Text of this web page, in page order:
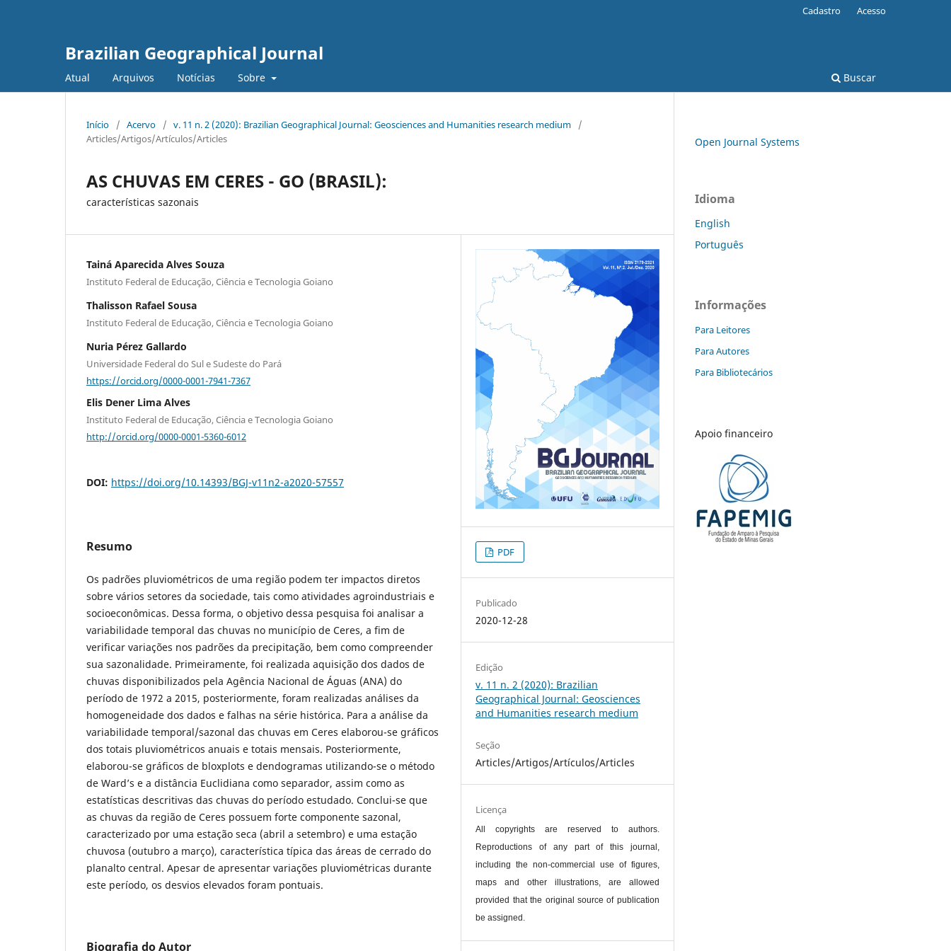
Brazilian Geographical Journal
Atual Arquivos Notícias Sobre Buscar
Cadastro Acesso
Início / Acervo / v. 11 n. 2 (2020): Brazilian Geographical Journal: Geosciences and Humanities research medium
/
Articles/Artigos/Artículos/Articles
AS CHUVAS EM CERES - GO (BRASIL):
características sazonais
Tainá Aparecida Alves Souza
Instituto Federal de Educação, Ciência e Tecnologia Goiano
Thalisson Rafael Sousa
Instituto Federal de Educação, Ciência e Tecnologia Goiano
Nuria Pérez Gallardo
Universidade Federal do Sul e Sudeste do Pará
https://orcid.org/0000-0001-7941-7367
Elis Dener Lima Alves
Instituto Federal de Educação, Ciência e Tecnologia Goiano
http://orcid.org/0000-0001-5360-6012
DOI: https://doi.org/10.14393/BGJ-v11n2-a2020-57557
Resumo
Os padrões pluviométricos de uma região podem ter impactos diretos
sobre vários setores da sociedade, tais como atividades agroindustriais e
socioeconômicas. Dessa forma, o objetivo dessa pesquisa foi analisar a
variabilidade temporal das chuvas no município de Ceres, a fim de
verificar variações nos padrões da precipitação, bem como compreender
sua sazonalidade. Primeiramente, foi realizada aquisição dos dados de
chuvas disponibilizados pela Agência Nacional de Águas (ANA) do
período de 1972 a 2015, posteriormente, foram realizadas análises da
homogeneidade dos dados e falhas na série histórica. Para a análise da
variabilidade temporal/sazonal das chuvas em Ceres elaborou-se gráficos
dos totais pluviométricos anuais e totais mensais. Posteriormente,
elaborou-se gráficos de bloxplots e dendogramas utilizando-se o método
de Ward’s e a distância Euclidiana como separador, assim como as
estatísticas descritivas das chuvas do período estudado. Conclui-se que
as chuvas da região de Ceres possuem forte componente sazonal,
caracterizado por uma estação seca (abril a setembro) e uma estação
chuvosa (outubro a março), característica típica das áreas de cerrado do
planalto central. Apesar de apresentar variações pluviométricas durante
este período, os desvios elevados foram pontuais.
Biografia do Autor
PDF
Publicado
2020-12-28
Edição
v. 11 n. 2 (2020): Brazilian
Geographical Journal: Geosciences
and Humanities research medium
Seção
Articles/Artigos/Artículos/Articles
Licença
All copyrights are reserved to authors.
Reproductions of any part of this journal,
including the non-commercial use of figures,
maps and other illustrations, are allowed
provided that the original source of publication
be assigned.
Open Journal Systems
Idioma
English
Português
Informações
Para Leitores
Para Autores
Para Bibliotecários
Apoio financeiro